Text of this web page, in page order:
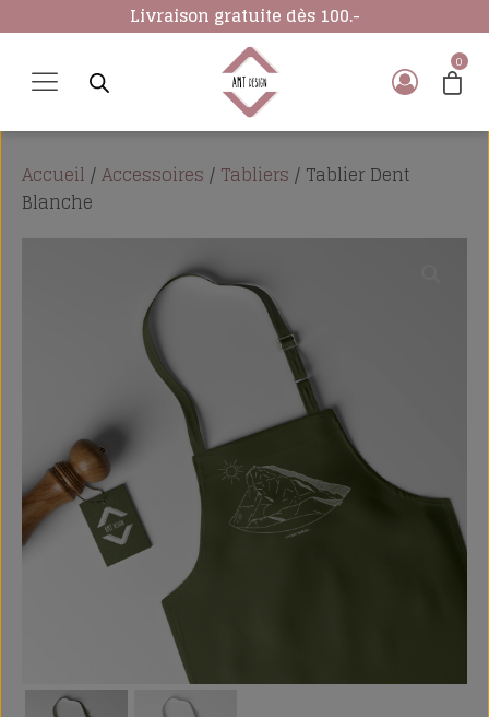
Livraison gratuite dès 100.-
Accueil /Accessoires / Tabliers / Tablier Dent
Blanche